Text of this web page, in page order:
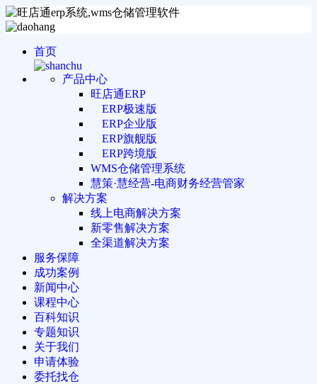
首页
产品中心
旺店通ERP
ERP极速版
ERP企业版
ERP旗舰版
ERP跨境版
WMS仓储管理系统
慧策·慧经营-电商财务经营管家
解决方案
线上电商解决方案
新零售解决方案
全渠道解决方案
服务保障
成功案例
新闻中心
课程中心
百科知识
专题知识
关于我们
申请体验
委托找仓